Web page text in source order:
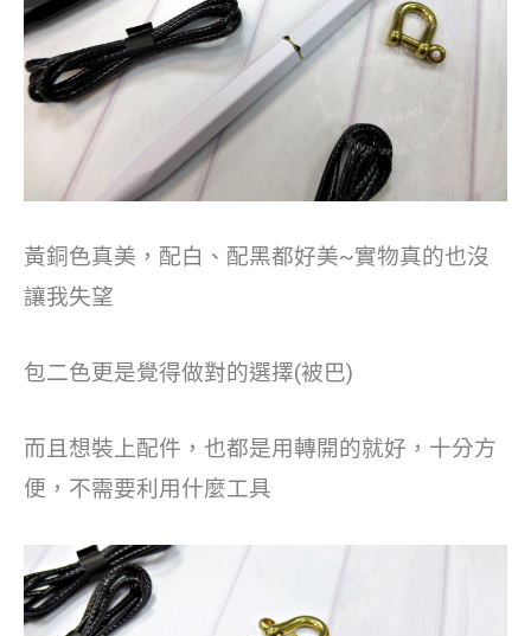
黃銅色真美，配白、配黑都好美~實物真的也沒
讓我失望
包二色更是覺得做對的選擇(被巴)
而且想裝上配件，也都是用轉開的就好，十分方
便，不需要利用什麼工具